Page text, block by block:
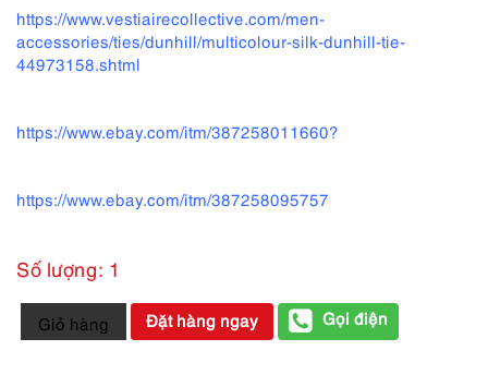
https://www.vestiairecollective.com/men-
accessories/ties/dunhill/multicolour-silk-dunhill-tie-
44973158.shtml
https://www.ebay.com/itm/387258011660?
https://www.ebay.com/itm/387258095757
Số lượng: 1
3703-
Caravat-
Giỏ hàng Đặt hàng ngay Gọi điện